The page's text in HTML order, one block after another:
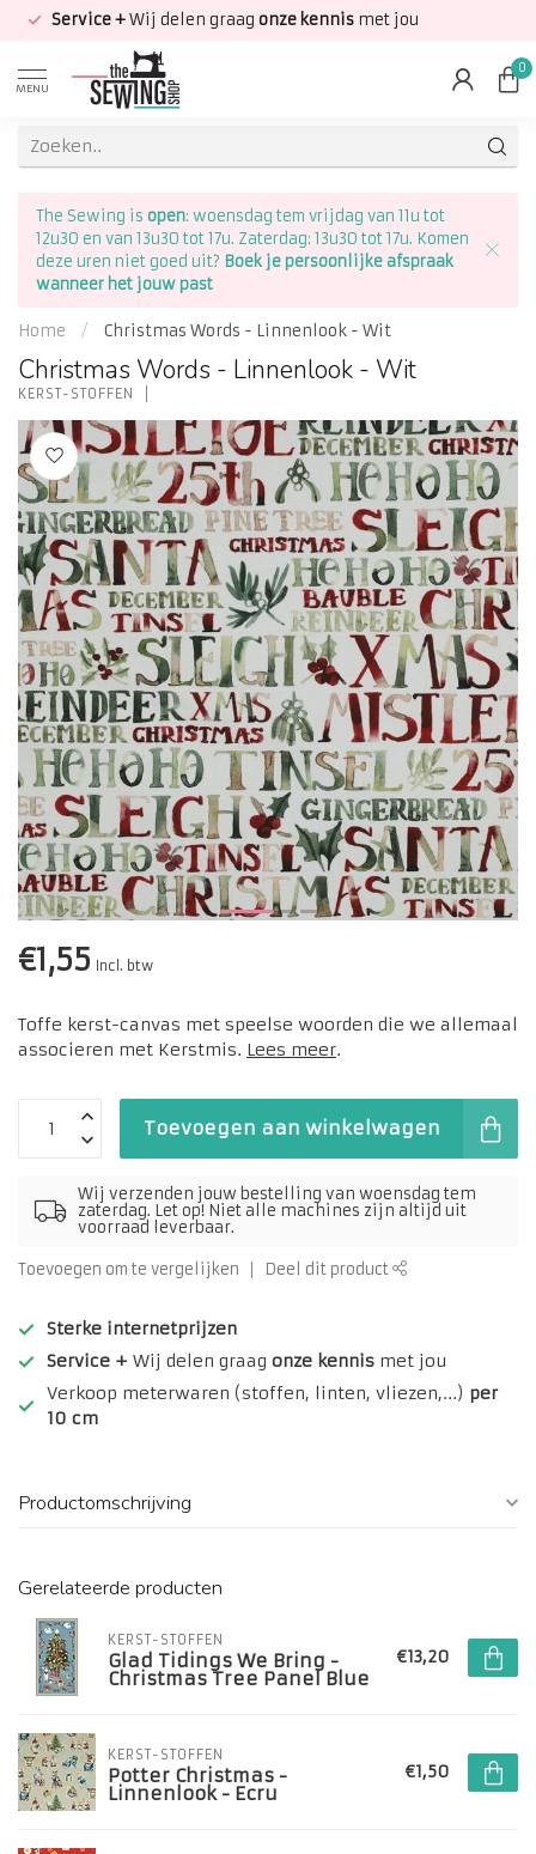
Service +Wij delen graag onze kennis met jou
MENU
0
The Sewing is open: woensdag tem vrijdag van 11u tot
12u30 en van 13u30 tot 17u. Zaterdag: 13u30 tot 17u. Komen
deze uren niet goed uit? Boek je persoonlijke afspraak
wanneer het jouw past
Home / Christmas Words - Linnenlook - Wit
Christmas Words - Linnenlook - Wit
KERST-STOFFEN
€1,55 Incl. btw
Toffe kerst-canvas met speelse woorden die we allemaal
associeren met Kerstmis. Lees meer.
Toevoegen aan winkelwagen
Wij verzenden jouw bestelling van woensdag tem
zaterdag. Let op! Niet alle machines zijn altijd uit
voorraad leverbaar.
Toevoegen om te vergelijken Deel dit product
Sterke internetprijzen
Service + Wij delen graag onze kennis met jou
Verkoop meterwaren (stoffen, linten, vliezen,...) per
10 cm
Productomschrijving
Gerelateerde producten
KERST-STOFFEN
Glad Tidings We Bring -
Christmas Tree Panel Blue
€13,20
KERST-STOFFEN
Potter Christmas -
Linnenlook - Ecru
€1,50